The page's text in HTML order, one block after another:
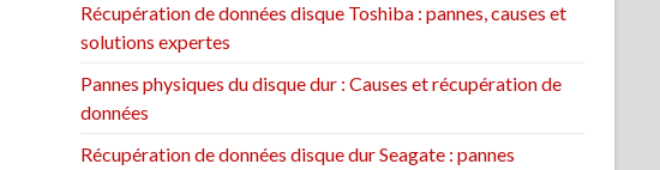
Récupération de données disque Toshiba : pannes, causes et
solutions expertes
Pannes physiques du disque dur : Causes et récupération de
données
Récupération de données disque dur Seagate : pannes